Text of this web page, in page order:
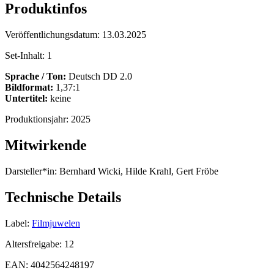
Produktinfos
Veröffentlichungsdatum: 13.03.2025
Set-Inhalt: 1
Sprache / Ton: Deutsch DD 2.0
Bildformat: 1,37:1
Untertitel: keine
Produktionsjahr: 2025
Mitwirkende
Darsteller*in: Bernhard Wicki, Hilde Krahl, Gert Fröbe
Technische Details
Label: Filmjuwelen
Altersfreigabe: 12
EAN: 4042564248197